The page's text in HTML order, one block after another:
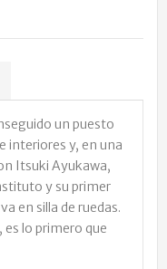
un puesto
interiores y, en una
Itsuki Ayukawa,
y su primer
en silla de ruedas.
lo primero que